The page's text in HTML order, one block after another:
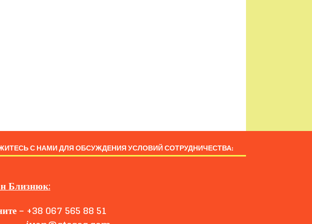
С НАМИ ДЛЯ ОБСУЖДЕНИЯ УСЛОВИЙ СОТРУДНИЧЕСТВА:
Близнюк:
– +38 067 565 88 51